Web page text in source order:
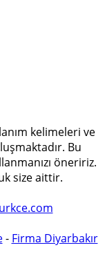
kelimeleri ve
Bu
öneririz.
size aittir.
- Firma Diyarbakır